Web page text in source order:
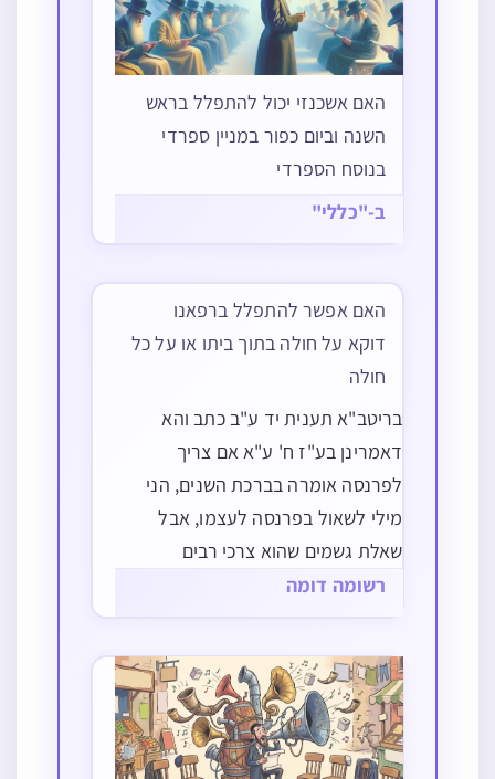
האם אשכנזי יכול להתפלל בראש
השנה וביום כפור במניין ספרדי
בנוסח הספרדי
ב-"כללי"
האם אפשר להתפלל ברפאנו
דוקא על חולה בתוך ביתו או על כל
חולה
בריטב"א תענית יד ע"ב כתב והא
דאמרינן בע"ז ח' ע"א אם צריך
לפרנסה אומרה בברכת השנים, הני
מילי לשאול בפרנסה לעצמו, אבל
שאלת גשמים שהוא צרכי רבים
ופרנסתם שקבועה בברכת השנים אין
שהוא הגון לכל ולא בזמן שהוא קשה
לשאר רוב העולם כנ"ל עכ"ל,…
רשומה דומה